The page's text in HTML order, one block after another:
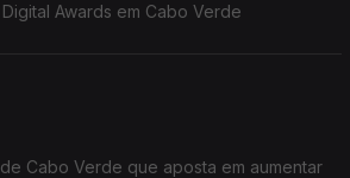
Awards em Cabo Verde
Cabo Verde que aposta em aumentar